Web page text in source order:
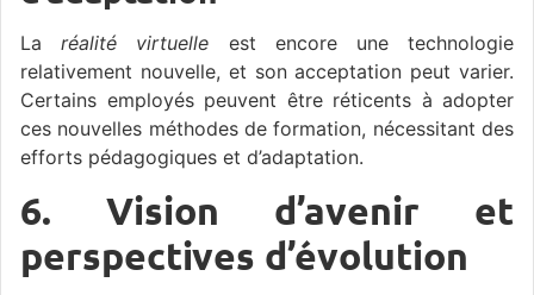
Laréalité virtuelle est encore une technologie
relativement nouvelle, et son acceptation peut varier.
Certains employés peuvent être réticents à adopter
ces nouvelles méthodes de formation, nécessitant des
efforts pédagogiques et d’adaptation.
6. Vision d’avenir et
perspectives d’évolution